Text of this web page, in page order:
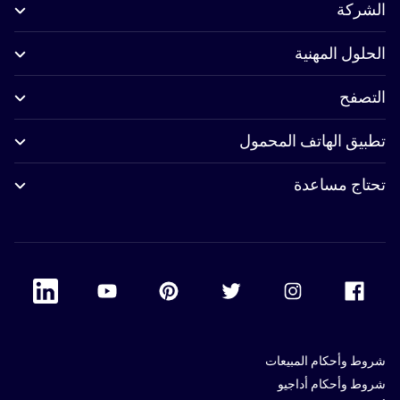
الشركة
الحلول المهنية
التصفح
تطبيق الهاتف المحمول
تحتاج مساعدة
Accor Youtube
Linkedin
شروط وأحكام المبيعات
شروط وأحكام أداجيو